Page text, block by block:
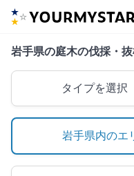
岩手県の庭木の伐採・
タイプを選択
岩手県内のエ